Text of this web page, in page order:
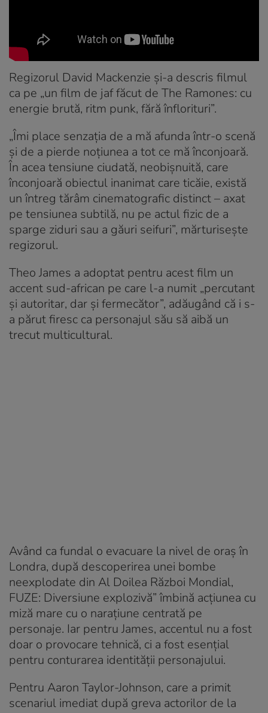
Regizorul David Mackenzie și-a descris filmul
ca pe „un film de jaf făcut de The Ramones: cu
energie brută, ritm punk, fără înflorituri”.
„Îmi place senzația de a mă afunda într-o scenă
și de a pierde noțiunea a tot ce mă înconjoară.
În acea tensiune ciudată, neobișnuită, care
înconjoară obiectul inanimat care ticăie, există
un întreg tărâm cinematografic distinct – axat
pe tensiunea subtilă, nu pe actul fizic de a
sparge ziduri sau a găuri seifuri”, mărturisește
regizorul.
Theo James a adoptat pentru acest film un
accent sud-african pe care l-a numit „percutant
și autoritar, dar și fermecător”, adăugând că i s-
a părut firesc ca personajul său să aibă un
trecut multicultural.
Având ca fundal o evacuare la nivel de oraș în
Londra, după descoperirea unei bombe
neexplodate din Al Doilea Război Mondial,
FUZE: Diversiune explozivă” îmbină acțiunea cu
miză mare cu o narațiune centrată pe
personaje. Iar pentru James, accentul nu a fost
doar o provocare tehnică, ci a fost esențial
pentru conturarea identității personajului.
Pentru Aaron Taylor-Johnson, care a primit
scenariul imediat după greva actorilor de la